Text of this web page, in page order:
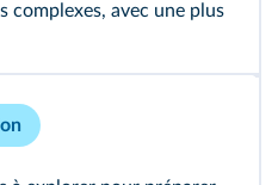
complexes, avec une plus